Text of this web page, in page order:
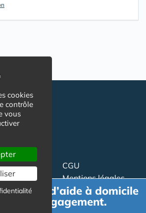
CGU
Mentions légales
Charte
devis d’aide à domicile
sans engagement.
cookies
contrôle
vous